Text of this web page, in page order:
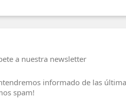
a nuestra newsletter
informado de las
spam!